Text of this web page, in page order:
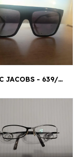
MARC JACOBS - 639/S 80790 145V